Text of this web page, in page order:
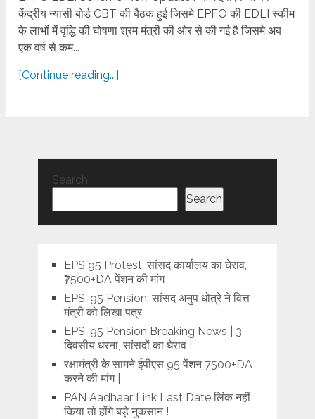
केंद्रीय न्यासी बोर्ड CBT की बैठक हुई जिसमे EPFO की EDLI स्कीम
के लाभों में वृद्धि की घोषणा श्रम मंत्री की ओर से की गई है जिसमे अब
एक वर्ष से कम...
[Continue reading...]
Search
Search
EPS 95 Protest: सांसद कार्यालय का घेराव,
₹7500+DA पेंशन की मांग
EPS-95 Pension: सांसद अनुप धोत्रे ने वित्त
मंत्री को लिखा पत्र
EPS-95 Pension Breaking News | 3
दिवसीय धरना, सांसदों का घेराव !
रक्षामंत्री के सामने ईपीएस 95 पेंशन 7500+DA
करने की मांग |
PAN Aadhaar Link Last Date लिंक नहीं
किया तो होंगे बड़े नुकसान !